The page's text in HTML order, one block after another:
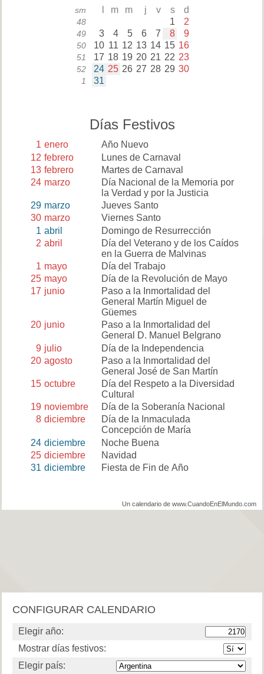
sm m m j v s d
48 1 2
49 3 4 5 6 7 8 9
50 10 11 12 13 14 15 16
51 17 18 19 20 21 22 23
52 24 25 26 27 28 29 30
1 31
Días Festivos
1 enero
Año Nuevo
12 febrero
Lunes de Carnaval
13 febrero
Martes de Carnaval
24 marzo
Día Nacional de la Memoria por
la Verdad y por la Justicia
29 marzo
Jueves Santo
30 marzo
Viernes Santo
1 abril
Domingo de Resurrección
2 abril
Día del Veterano y de los Caídos
en la Guerra de Malvinas
1 mayo
Día del Trabajo
25 mayo
Día de la Revolución de Mayo
17 junio
Paso a la Inmortalidad del
General Martín Miguel de
Güemes
20 junio
Paso a la Inmortalidad del
General D. Manuel Belgrano
9 julio
Día de la Independencia
20 agosto
Paso a la Inmortalidad del
General José de San Martín
15 octubre
Día del Respeto a la Diversidad
Cultural
19 noviembre
Día de la Soberanía Nacional
8 diciembre
Día de la Inmaculada
Concepción de María
24 diciembre
Noche Buena
25 diciembre
Navidad
31 diciembre Fiesta de Fin de Año
Un calendario de www.CuandoEnElMundo.com
CONFIGURAR CALENDARIO
Elegir año:
Mostrar días festivos:
Elegir país: